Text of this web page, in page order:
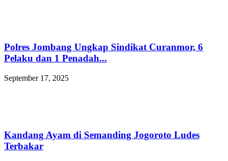
Polres Jombang Ungkap Sindikat Curanmor, 6
Pelaku dan 1 Penadah...
September 17, 2025
Kandang Ayam di Semanding Jogoroto Ludes
Terbakar